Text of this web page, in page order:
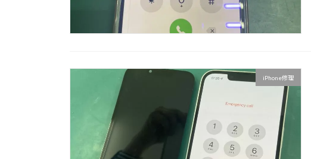
iPhone修理